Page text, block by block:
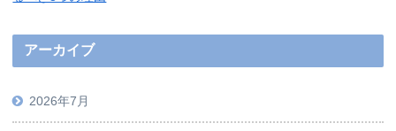
アーカイブ
2026年7月